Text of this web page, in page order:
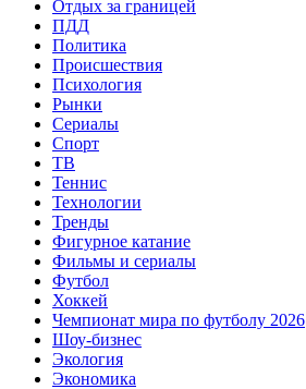
Отдых за границей
ПДД
Политика
Происшествия
Психология
Рынки
Сериалы
Спорт
ТВ
Теннис
Технологии
Тренды
Фигурное катание
Фильмы и сериалы
Футбол
Хоккей
Чемпионат мира по футболу 2026
Шоу-бизнес
Экология
Экономика